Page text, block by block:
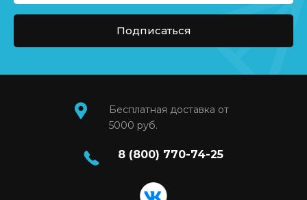
Подписаться
Бесплатная доставка от
5000 руб.
8 (800) 770-74-25